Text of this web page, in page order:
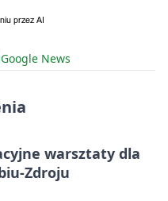
Google News
warsztaty dla
Zdroju